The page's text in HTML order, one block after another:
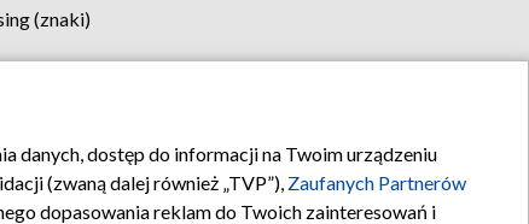
(znaki)
Kontakt
danych, dostęp do informacji na Twoim urządzeniu
(zwaną dalej również „TVP”), Zaufanych Partnerów
dopasowania reklam do Twoich zainteresowań i